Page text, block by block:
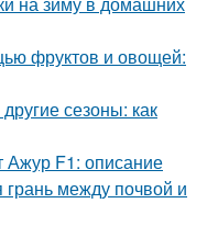
фруктов и овощей:
сезоны: как
Ажур F1: описание
грань между почвой и